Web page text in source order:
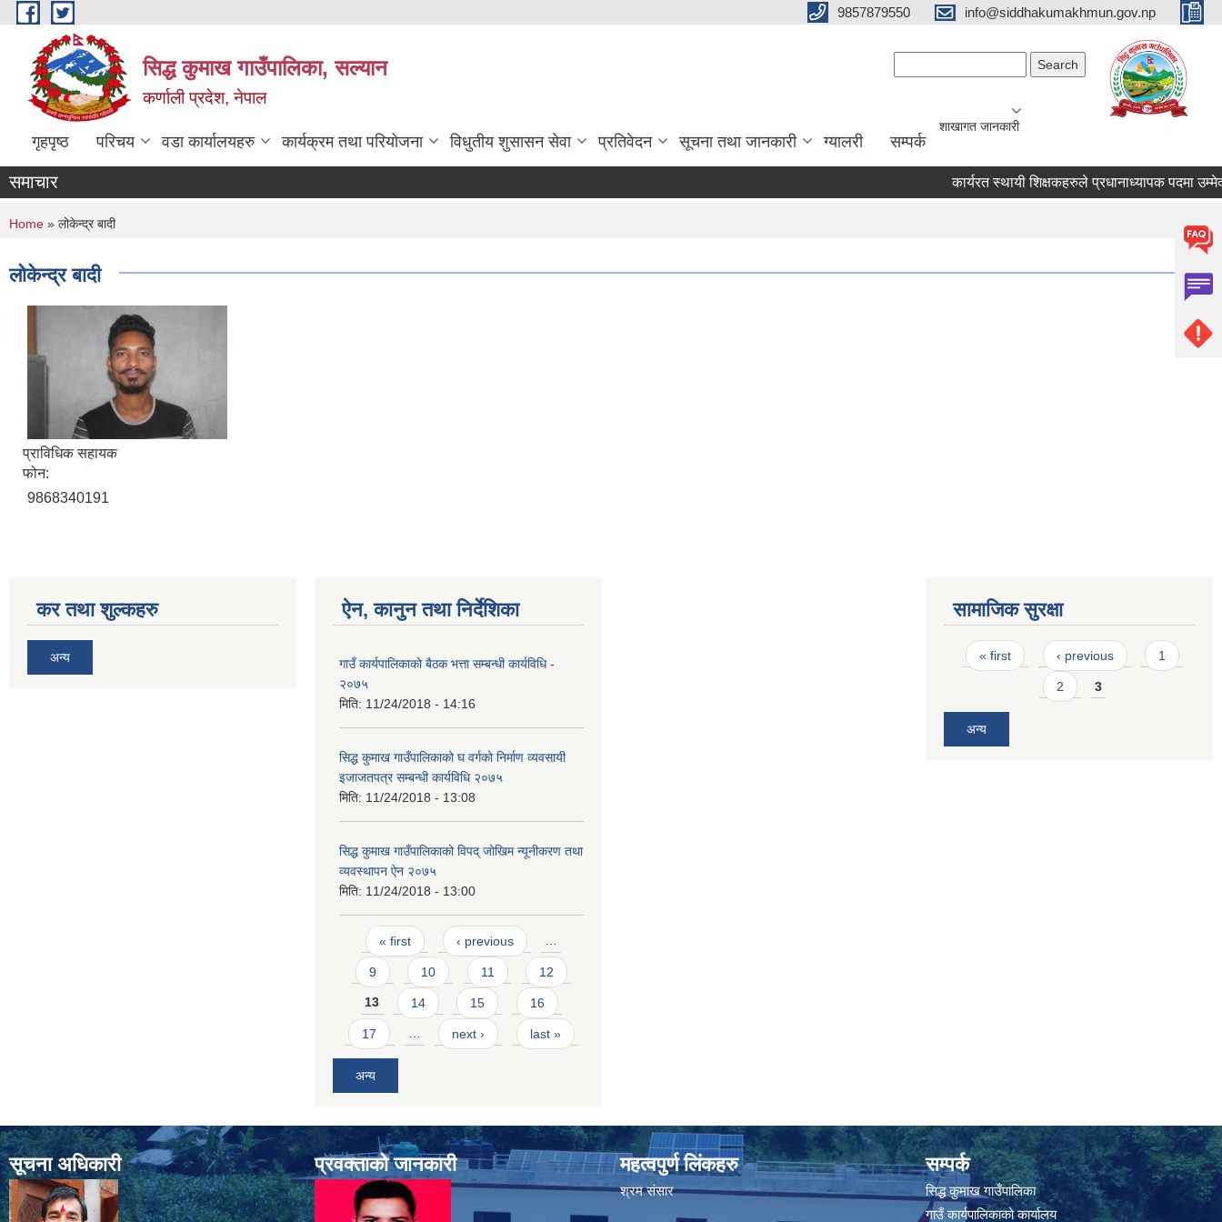
Skip to main content 9857879550 info@siddhakumakhmun.gov.np
सिद्ध कुमाख गाउँपालिका, सल्यान
कर्णाली प्रदेश, नेपाल
गृहपृष्ठ परिचय वडा कार्यालयहरु कार्यक्रम तथा परियोजना विधुतीय शुसासन सेवा प्रतिवेदन सूचना तथा जानकारी ग्यालरी सम्पर्क
शाखागत जानकारी
समाचार कार्यरत स्थायी शिक्षकहरुले प्रधानाध्यापक पदमा
You are here
Home » लोकेन्द्र बादी
लोकेन्द्र बादी
प्राविधिक सहायक
फोन:
9868340191
कर तथा शुल्कहरु
अन्य
ऐन, कानुन तथा निर्देशिका
गाउँ कार्यपालिकाको बैठक भत्ता सम्बन्धी कार्यविधि -
२०७५
मिति: 11/24/2018 - 14:16
सिद्ध कुमाख गाउँपालिकाको घ वर्गको निर्माण व्यवसायी
इजाजतपत्र सम्बन्धी कार्यविधि २०७५
मिति: 11/24/2018 - 13:08
सिद्ध कुमाख गाउँपालिकाको विपद् जोखिम न्यूनीकरण तथा
व्यवस्थापन ऐन २०७५
मिति: 11/24/2018 - 13:00
Pages
« first ‹ previous …
9 10 11 12
13 14 15 16
17 … next › last »
अन्य
सामाजिक सुरक्षा
Pages
« first ‹ previous 1
2 3
अन्य
सूचना अधिकारी प्रवक्ताको जानकारी महत्वपुर्ण लिंकहरु
श्रम संसार
सम्पर्क
सिद्ध कुमाख गाउँपालिका
गाउँ कार्यपालिकाको कार्यालय